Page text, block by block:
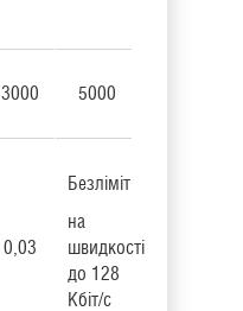
3000 5000
0,03
Безліміт
на
швидкості
до 128
Кбіт/с